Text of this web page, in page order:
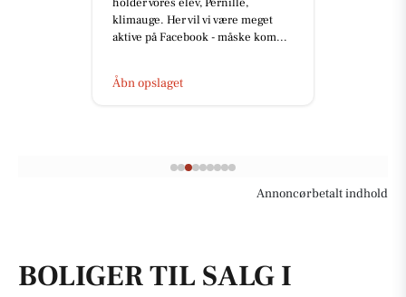
klimauge. Her vil vi være meget
aktive på Facebook - måske kom...
Åbn opslaget
Annoncørbetalt indhold
BOLIGER TIL SALG I